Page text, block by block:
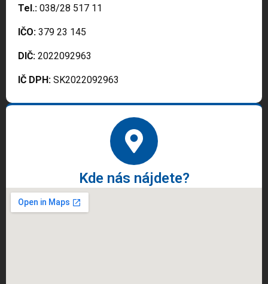
Tel.: 038/28 517 11
IČO: 379 23 145
DIČ: 2022092963
IČ DPH: SK2022092963
Kde nás nájdete?